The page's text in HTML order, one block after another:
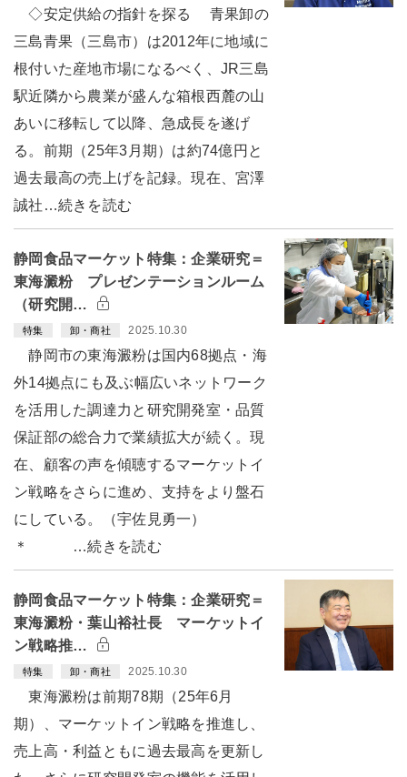
◇安定供給の指針を探る 青果卸の
三島青果（三島市）は2012年に地域に
根付いた産地市場になるべく、JR三島
駅近隣から農業が盛んな箱根西麓の山
あいに移転して以降、急成長を遂げ
る。前期（25年3月期）は約74億円と
過去最高の売上げを記録。現在、宮澤
誠社…続きを読む
静岡食品マーケット特集：企業研究＝
東海澱粉 プレゼンテーションルーム
（研究開…
特集 卸・商社 2025.10.30
静岡市の東海澱粉は国内68拠点・海
外14拠点にも及ぶ幅広いネットワーク
を活用した調達力と研究開発室・品質
保証部の総合力で業績拡大が続く。現
在、顧客の声を傾聴するマーケットイ
ン戦略をさらに進め、支持をより盤石
にしている。（宇佐見勇一）
＊ …続きを読む
静岡食品マーケット特集：企業研究＝
東海澱粉・葉山裕社長 マーケットイ
ン戦略推…
特集 卸・商社 2025.10.30
東海澱粉は前期78期（25年6月
期）、マーケットイン戦略を推進し、
売上高・利益ともに過去最高を更新し